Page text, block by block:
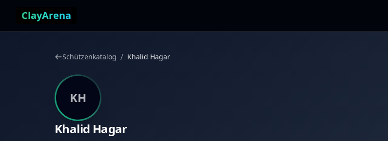
ClayArena
Schützenkatalog / Khalid Hagar
KH
Khalid Hagar